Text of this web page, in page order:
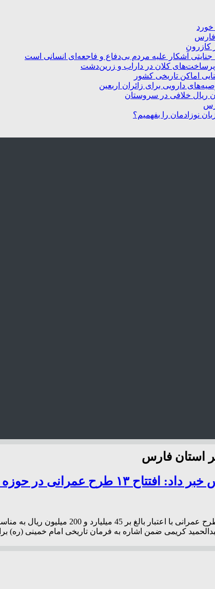
خورد
فارس
آشکار علیه مردم بی‌دفاع و فاجعه‌ای انسانی است
کلان در داراب و زرین‌دشت
اماکن تاریخی کشور
دارویی برای زائران اربعین
نوزادمان را بفهمیم؟
استان فارس
در حوزه عشایری فارس
مدیرکل امور عشایر استان فارس از
کریمی ضمن اشاره به فرمان تاریخی امام خمینی